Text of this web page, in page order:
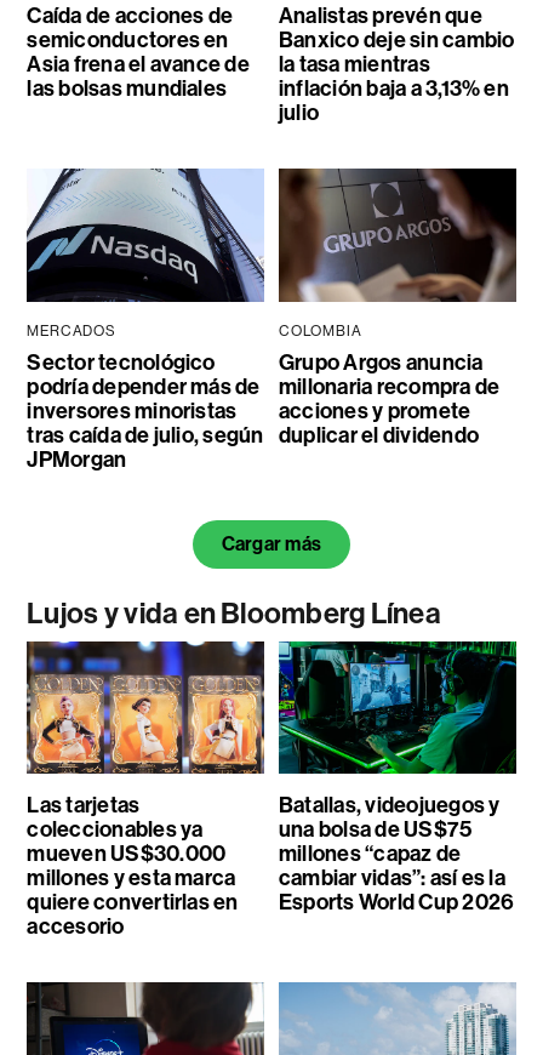
Caída de acciones de
semiconductores en
Asia frena el avance de
las bolsas mundiales
Analistas prevén que
Banxico deje sin cambio
la tasa mientras
inflación baja a 3,13% en
julio
MERCADOS
Sector tecnológico
podría depender más de
inversores minoristas
tras caída de julio, según
JPMorgan
COLOMBIA
Grupo Argos anuncia
millonaria recompra de
acciones y promete
duplicar el dividendo
Cargar más
Lujos y vida en Bloomberg Línea
Las tarjetas
coleccionables ya
mueven US$30.000
millones y esta marca
quiere convertirlas en
accesorio
Batallas, videojuegos y
una bolsa de US$75
millones “capaz de
cambiar vidas”: así es la
Esports World Cup 2026